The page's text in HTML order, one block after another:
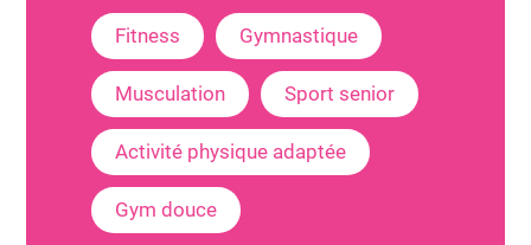
Fitness Gymnastique
Musculation Sport senior
Activité physique adaptée
Gym douce